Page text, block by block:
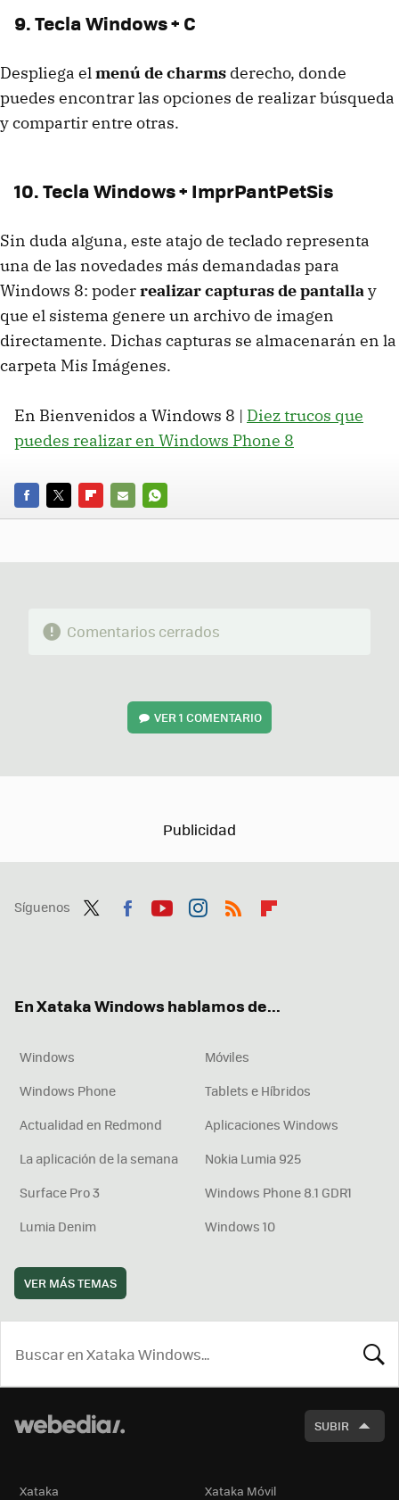
9. Tecla Windows + C
Despliega elmenú de charms derecho, donde
puedes encontrar las opciones de realizar búsqueda
y compartir entre otras.
10. Tecla Windows + ImprPantPetSis
Sin duda alguna, este atajo de teclado representa
una de las novedades más demandadas para
Windows 8: poderrealizar capturas de pantallay
que el sistema genere un archivo de imagen
directamente. Dichas capturas se almacenarán en la
carpeta Mis Imágenes.
En Bienvenidos a Windows 8 | Diez trucos que
puedes realizar en Windows Phone 8
FACEBOOK
TWITTERFLIPBOARD
E-
WHATSAPP
Comentarios cerrados
VER1 COMENTARIO
Síguenos
En Xataka Windows hablamos de...
Windows
Móviles
Windows Phone
Tablets e Híbridos
Actualidad en Redmond
Aplicaciones Windows
La aplicación de la semana
Nokia Lumia 925
Surface Pro 3
Windows Phone 8.1 GDR1
Lumia Denim
Windows 10
VER MÁS TEMAS
SUBIR
Xataka Xataka Móvil